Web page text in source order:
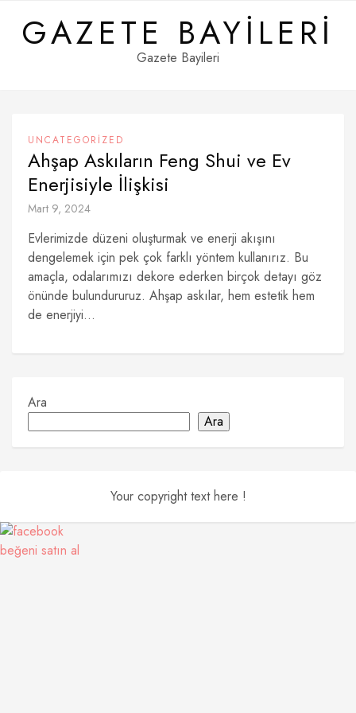
contentGAZETE BAYILERI
Gazete Bayileri
UNCATEGORIZED
Ahşap Askıların Feng Shui ve Ev
Enerjisiyle İlişkisi
Mart 9, 2024
Evlerimizde düzeni oluşturmak ve enerji akışını
dengelemek için pek çok farklı yöntem kullanırız. Bu
amaçla, odalarımızı dekore ederken birçok detayı göz
önünde bulundururuz. Ahşap askılar, hem estetik hem
de enerjiyi...
Ara
Ara
Your copyright text here !